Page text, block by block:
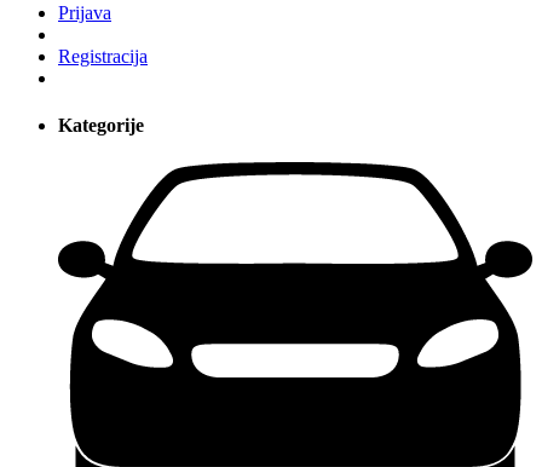
Prijava
Registracija
Kategorije